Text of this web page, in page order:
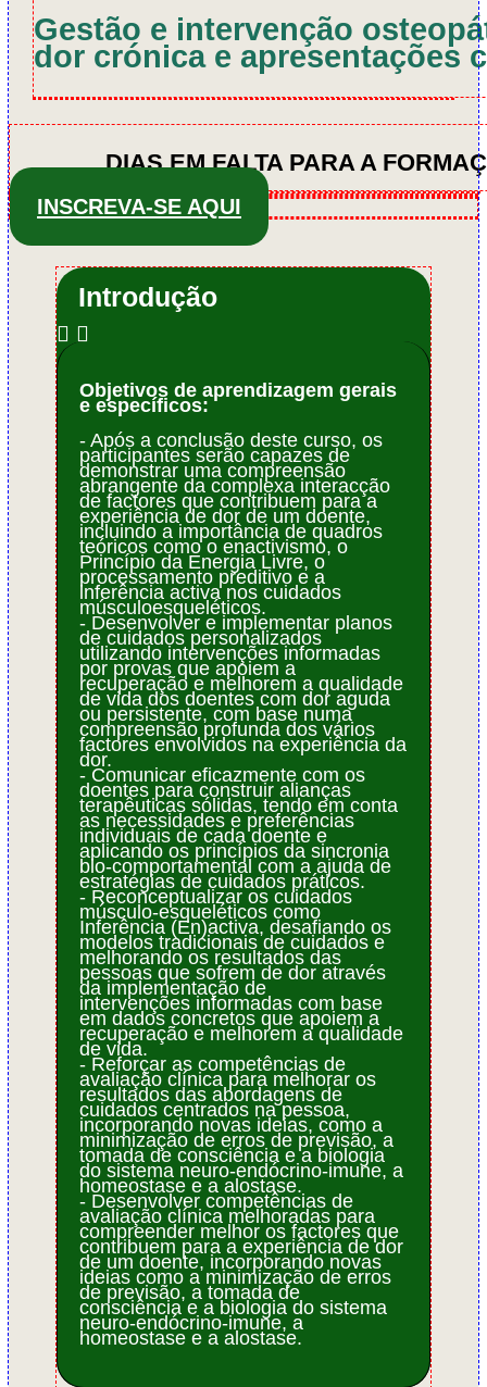
Gestão e intervenção
dor crónica e apresentações
DIAS EM FALTA PARA A
INSCREVA-SE AQUI
Introdução
Objetivos de aprendizagem gerais
e específicos:
- Após a conclusão deste curso, os
participantes serão capazes de
demonstrar uma compreensão
abrangente da complexa interacção
de factores que contribuem para a
experiência de dor de um doente,
incluindo a importância de quadros
teóricos como o enactivismo, o
Princípio da Energia Livre, o
processamento preditivo e a
inferência activa nos cuidados
músculoesqueléticos.
- Desenvolver e implementar planos
de cuidados personalizados
utilizando intervenções informadas
por provas que apoiem a
recuperação e melhorem a qualidade
de vida dos doentes com dor aguda
ou persistente, com base numa
compreensão profunda dos vários
factores envolvidos na experiência da
dor.
- Comunicar eficazmente com os
doentes para construir alianças
terapêuticas sólidas, tendo em conta
as necessidades e preferências
individuais de cada doente e
aplicando os princípios da sincronia
bio-comportamental com a ajuda de
estratégias de cuidados práticos.
- Reconceptualizar os cuidados
músculo-esqueléticos como
Inferência (En)activa, desafiando os
modelos tradicionais de cuidados e
melhorando os resultados das
pessoas que sofrem de dor através
da implementação de
intervenções informadas com base
em dados concretos que apoiem a
recuperação e melhorem a qualidade
de vida.
- Reforçar as competências de
avaliação clínica para melhorar os
resultados das abordagens de
cuidados centrados na pessoa,
incorporando novas ideias, como a
minimização de erros de previsão, a
tomada de consciência e a biologia
do sistema neuro-endócrino-imune, a
homeostase e a alostase.
- Desenvolver competências de
avaliação clínica melhoradas para
compreender melhor os factores que
contribuem para a experiência de dor
de um doente, incorporando novas
ideias como a minimização de erros
de previsão, a tomada de
consciência e a biologia do sistema
neuro-endócrino-imune, a
homeostase e a alostase.